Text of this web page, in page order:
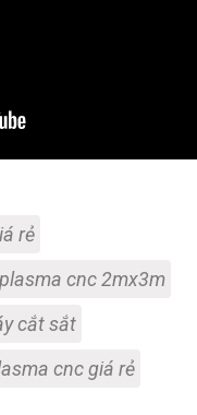
rẻ
cnc 2mx3m
cắt sắt
cnc giá rẻ